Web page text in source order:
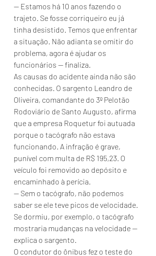
— Estamos há 10 anos fazendo o
trajeto. Se fosse corriqueiro eu já
tinha desistido. Temos que enfrentar
a situação. Não adianta se omitir do
problema, agora é ajudar os
funcionários — finaliza.
As causas do acidente ainda não são
conhecidas. O sargento Leandro de
Oliveira, comandante do 3º Pelotão
Rodoviário de Santo Augusto, afirma
que a empresa Roquetur foi autuada
porque o tacógrafo não estava
funcionando. A infração é grave,
punível com multa de R$ 195,23. O
veículo foi removido ao depósito e
encaminhado à perícia.
— Sem o tacógrafo, não podemos
saber se ele teve picos de velocidade.
Se dormiu, por exemplo, o tacógrafo
mostraria mudanças na velocidade —
explica o sargento.
O condutor do ônibus fez o teste do